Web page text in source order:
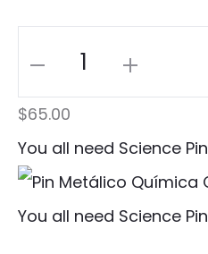
Claqueta
cantidad
$65.00
You all need Science Pin
You all need Science Pin